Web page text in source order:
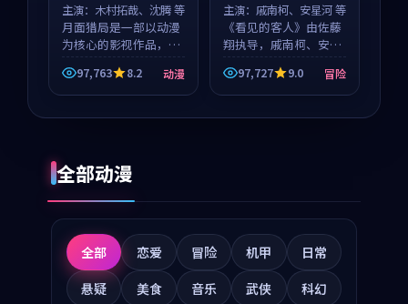
主演： 木村拓哉、沈腾 等
月面猎局是一部以动漫
为核心的影视作品，围
绕危机、反转与人物成
长展开，整体节奏紧
凑，值得推荐观看。
97,763 8.2 动漫
主演： 戚南柯、安星河 等
《看见的客人》由佐藤
翔执导，戚南柯、安星
河领衔主演，是一部
2018年上映的泰国冒险
动漫。影片以海岸抒情
97,727 9.0 冒险
全部动漫
全部 恋爱 冒险 机甲
日常
悬疑
美食 音乐 武侠
科幻